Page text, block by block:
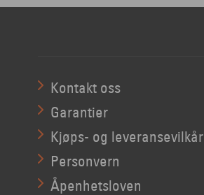
Kontakt oss
Garantier
Kjøps- og leveransevilkår
Personvern
Åpenhetsloven